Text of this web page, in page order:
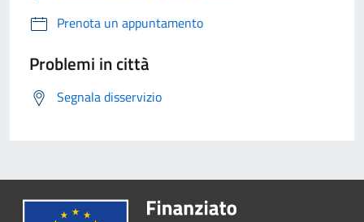
Prenota un appuntamento
Problemi in città
Segnala disservizio